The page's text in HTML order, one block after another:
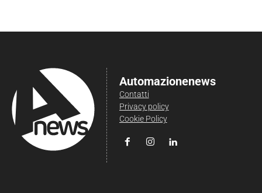
Automazionenews
Contatti
Privacy policy
Cookie Policy